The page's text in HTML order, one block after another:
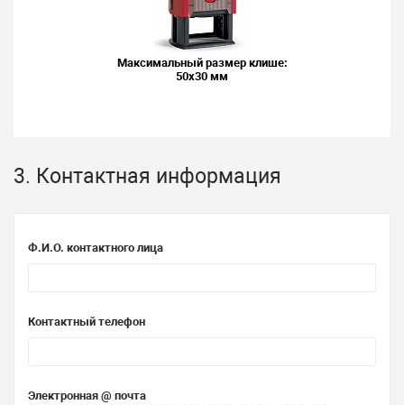
Максимальный размер клише:
50x30 мм
3. Контактная информация
Ф.И.О. контактного лица
Контактный телефон
Электронная @ почта